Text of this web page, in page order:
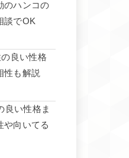
のハンコの
談でOK
良い性格
性も解説
良い性格ま
や向いてる